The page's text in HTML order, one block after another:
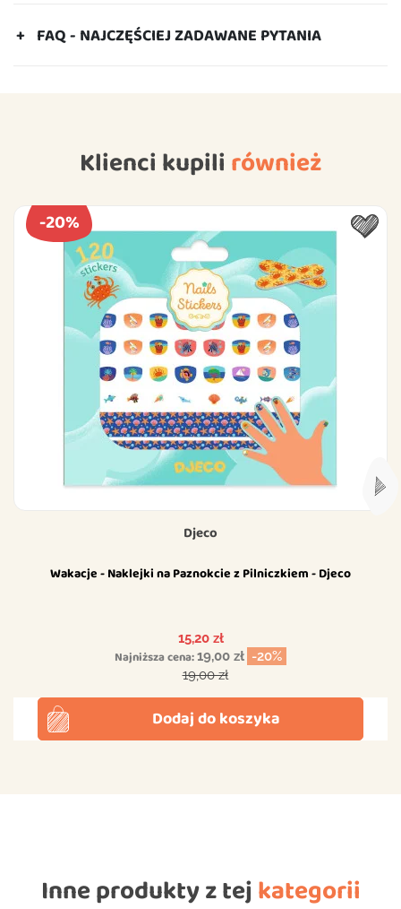
FAQ - NAJCZĘŚCIEJ ZADAWANE PYTANIA
Klienci kupili również
Djeco
Wakacje - Naklejki na Paznokcie z Pilniczkiem - Djeco
Cena
15,20 zł
Najniższa cena:19,00 zł -20%
Cena podstawowa
19,00 zł
-20%
Dodaj do koszyka
Inne produkty z tej kategorii